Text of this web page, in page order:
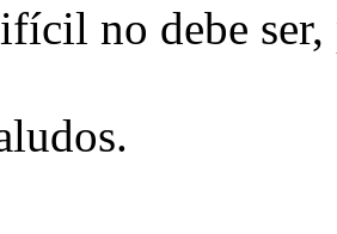
no debe ser,